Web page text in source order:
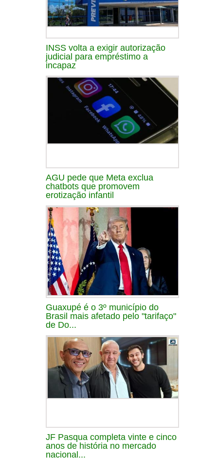
INSS volta a exigir autorização
judicial para empréstimo a
incapaz
AGU pede que Meta exclua
chatbots que promovem
erotização infantil
Guaxupé é o 3º município do
Brasil mais afetado pelo "tarifaço"
de Do...
JF Pasqua completa vinte e cinco
anos de história no mercado
nacional...